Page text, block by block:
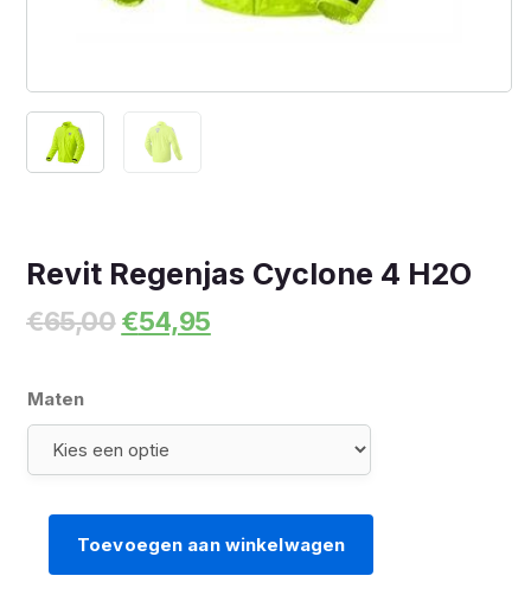
Revit Regenjas Cyclone 4 H2O
€65,00 Oorspronkelijke
prijs
€54,95Huidige
prijs
Maten
Toevoegen aan winkelwagen